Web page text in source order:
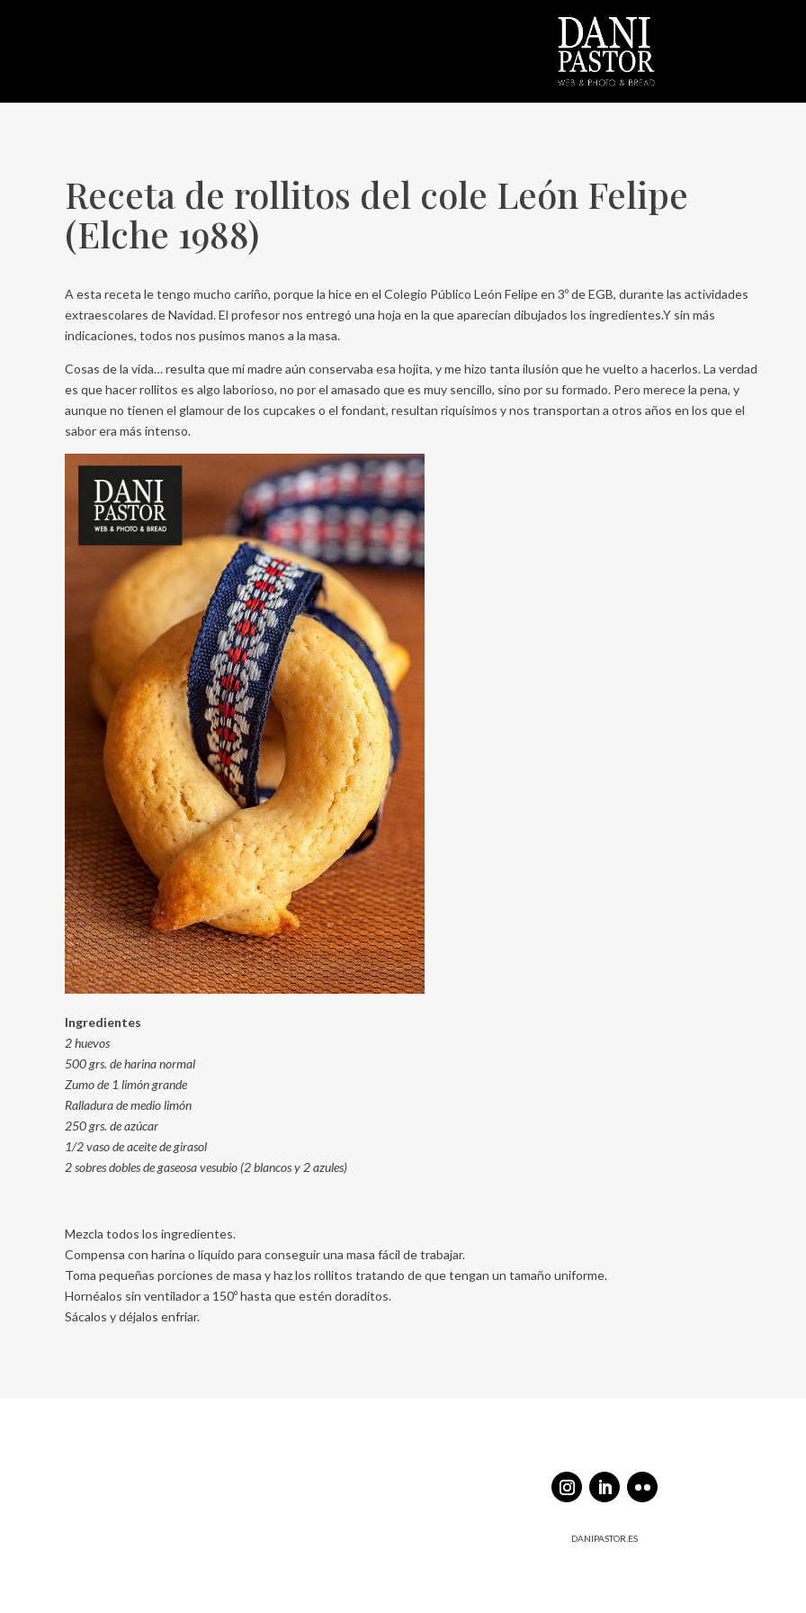
Receta de rollitos del cole León Felipe
(Elche 1988)
A esta receta le tengo mucho cariño, porque la hice en el Colegio Público León Felipe en 3º de EGB, durante las actividades
extraescolares de Navidad. El profesor nos entregó una hoja en la que aparecían dibujados los ingredientes.Y sin más
indicaciones, todos nos pusimos manos a la masa.
Cosas de la vida… resulta que mi madre aún conservaba esa hojita, y me hizo tanta ilusión que he vuelto a hacerlos. La verdad
es que hacer rollitos es algo laborioso, no por el amasado que es muy sencillo, sino por su formado. Pero merece la pena, y
aunque no tienen el glamour de los cupcakes o el fondant, resultan riquísimos y nos transportan a otros años en los que el
sabor era más intenso.
Ingredientes
2 huevos
500 grs. de harina normal
Zumo de 1 limón grande
Ralladura de medio limón
250 grs. de azúcar
1/2 vaso de aceite de girasol
2 sobres dobles de gaseosa vesubio (2 blancos y 2 azules)
Mezcla todos los ingredientes.
Compensa con harina o líquido para conseguir una masa fácil de trabajar.
Toma pequeñas porciones de masa y haz los rollitos tratando de que tengan un tamaño uniforme.
Hornéalos sin ventilador a 150º hasta que estén doraditos.
Sácalos y déjalos enfriar.
DANIPASTOR.ES